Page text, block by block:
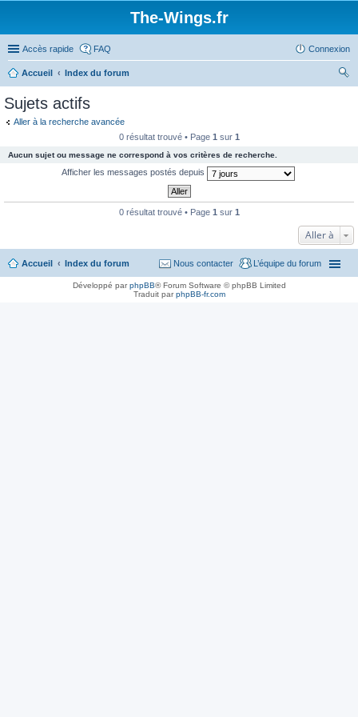
The-Wings.fr
Accès rapide FAQ Connexion
Accueil
Index du forum
Sujets actifs
Aller à la recherche avancée
0 résultat trouvé • Page 1 sur 1
Aucun sujet ou message ne correspond à vos critères de recherche.
Afficher les messages postés depuis
0 résultat trouvé • Page 1 sur 1
Aller à
Accueil Index du forum L’équipe du forum
Nous contacter
Développé parphpBB® Forum Software © phpBB Limited
Traduit parphpBB-fr.com